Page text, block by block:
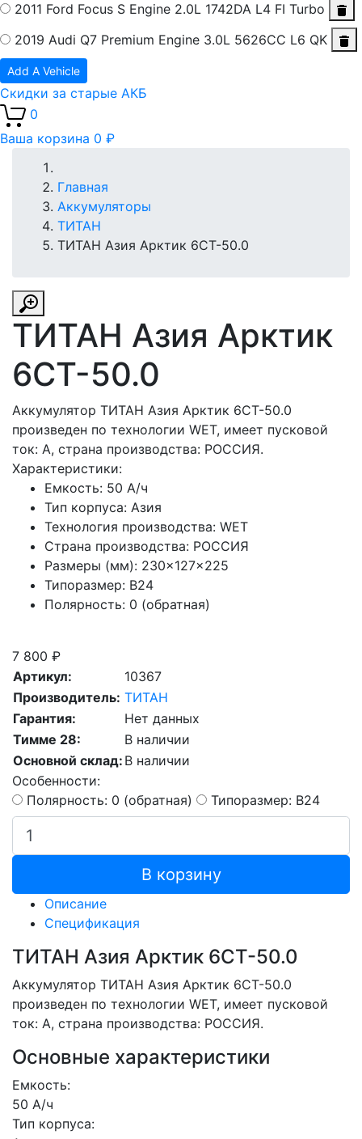
2011 Ford Focus S Engine 2.0L 1742DA L4 FI Turbo
2019 Audi Q7 Premium Engine 3.0L 5626CC L6 QK
Add A Vehicle
Скидки за старые АКБ
0
Ваша корзина 0 ₽
Главная
Аккумуляторы
ТИТАН
ТИТАН Aзия Арктик 6СТ-50.0
ТИТАН Aзия Арктик
6СТ-50.0
Аккумулятор ТИТАН Aзия Арктик 6СТ-50.0
произведен по технологии WET, имеет пусковой
ток: A, страна производства: РОССИЯ.
Характеристики:
Емкость: 50 А/ч
Тип корпуса: Азия
Технология производства: WET
Страна производства: РОССИЯ
Размеры (мм): 230×127×225
Типоразмер: B24
Полярность: 0 (обратная)
7 800 ₽
Артикул:
10367
Производитель: ТИТАН
Гарантия:
Нет данных
Тимме 28:
В наличии
Основной склад: В наличии
Особенности:
Полярность: 0 (обратная)
Типоразмер: B24
В корзину
Описание
Спецификация
ТИТАН Aзия Арктик 6СТ-50.0
Аккумулятор ТИТАН Aзия Арктик 6СТ-50.0
произведен по технологии WET, имеет пусковой
ток: A, страна производства: РОССИЯ.
Основные характеристики
Емкость:
50 А/ч
Тип корпуса: